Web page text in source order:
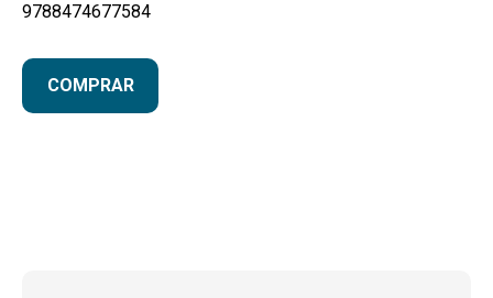
9788474677584
COMPRAR